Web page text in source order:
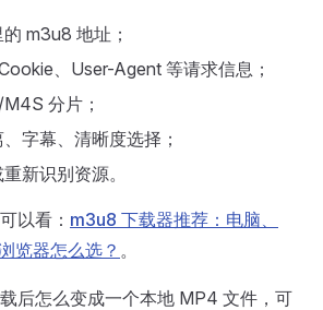
m3u8 地址；
、User-Agent 等请求信息；
分片；
字幕、清晰度选择；
新识别资源。
以看： m3u8 下载器推荐：电脑、
览器怎么选？ 。
后怎么变成一个本地 MP4 文件，可